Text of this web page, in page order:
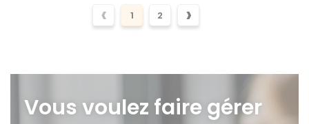
‹ 1 2 ›
Vous voulez faire gérer